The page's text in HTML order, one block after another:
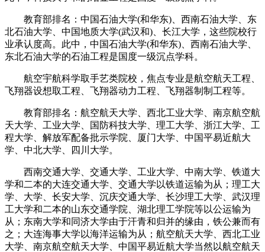
教育部排名：中国石油大学(和华东)、西南石油大学、东
北石油大学、中国地质大学(武汉和)、长江大学，这些院校行
业承认度高。此中，中国石油大学(和华东)、西南石油大学、
东北石油大学的石油工程是国度一级沉点学科。
航空宇航科学取手艺类院校，焦点专业是航空航天工程、
飞翔器设想取工程、飞翔器动力工程、飞翔器制制工程等。
教育部排名：航空航天大学、西北工业大学、南京航空航
天大学、工业大学、国防科技大学、理工大学、浙江大学、工
程大学、解放军配备批示学院、厦门大学、中国平易近航大
学、中北大学、四川大学。
西南交通大学、交通大学、工业大学、中南大学、铁道大
学和二本的大连交通大学、交通大学以铁道运输为从；理工大
学、大学、长安大学、沉庆交通大学、长沙理工大学、武汉理
工大学和二本的山东交通学院、湖北理工学院等以公运输为
从；东南大学和同济大学由于汗青和归并的缘由，铁公兼而有
之；大连海事大学以海洋运输为从；航空航天大学、西北工业
大学、南京航空航天大学、中国平易近航大学当然以航空航天